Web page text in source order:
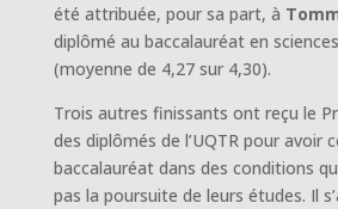
été attribuée, pour sa part, à
diplômé au baccalauréat en
(moyenne de 4,27 sur 4,30).
Trois autres finissants ont reçu le
des diplômés de l’UQTR pour avoir
baccalauréat dans des conditions
pas la poursuite de leurs études. Il